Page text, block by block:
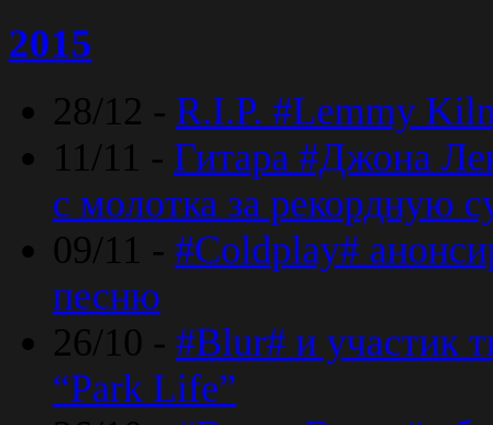
2015
28/12 - R.I.P. #Lemmy
11/11 - Гитара #Джона
с молотка за рекордную
09/11 - #Coldplay#
песню
26/10 - #Blur# и участик
“Park Life”